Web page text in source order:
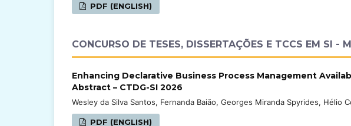
PDF (ENGLISH)
CONCURSO DE TESES, DISSERTAÇÕES E TCCS EM SI -
Enhancing Declarative Business Process Management
Abstract – CTDG-SI 2026
Wesley da Silva Santos, Fernanda Baião, Georges Miranda Spyrides, Hélio
PDF (ENGLISH)